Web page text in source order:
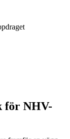
för NHV-